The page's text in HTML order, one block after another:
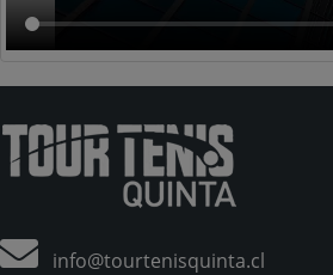
info@tourtenisquinta.cl